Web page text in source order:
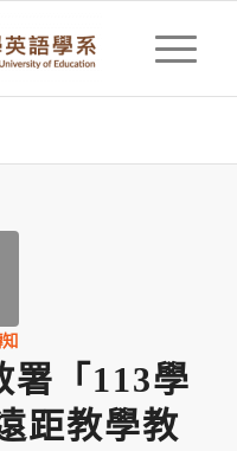
署「113學
距教學教